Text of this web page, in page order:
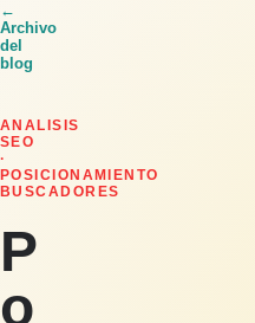
←
Archivo
del
blog
ANALISIS
SEO
·
POSICIONAMIENTO
BUSCADORES
P
o